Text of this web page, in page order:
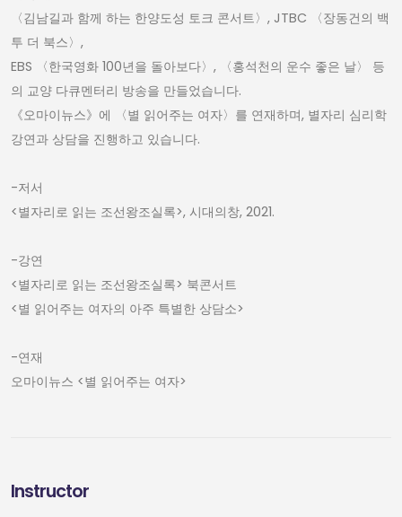
〈김남길과 함께 하는 한양도성 토크 콘서트〉, JTBC 〈장동건의 백
투 더 북스〉,
EBS 〈한국영화 100년을 돌아보다〉, 〈홍석천의 운수 좋은 날〉 등
의 교양 다큐멘터리 방송을 만들었습니다.
《오마이뉴스》에 〈별 읽어주는 여자〉를 연재하며, 별자리 심리학
강연과 상담을 진행하고 있습니다.
-저서
<별자리로 읽는 조선왕조실록>, 시대의창, 2021.
-강연
<별자리로 읽는 조선왕조실록> 북콘서트
<별 읽어주는 여자의 아주 특별한 상담소>
-연재
오마이뉴스 <별 읽어주는 여자>
Instructor